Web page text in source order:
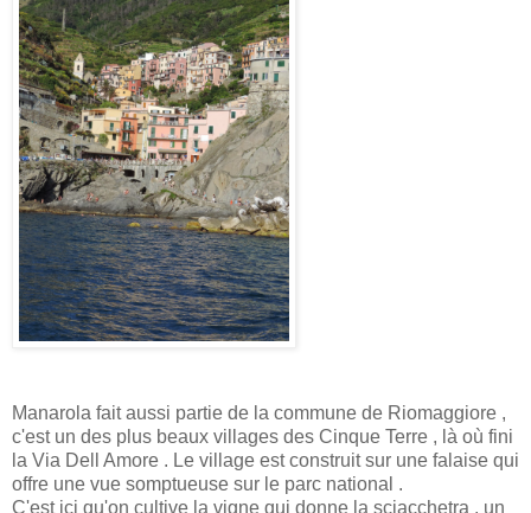
Manarola fait aussi partie de la commune de Riomaggiore ,
c'est un des plus beaux villages des Cinque Terre , là où fini
la Via Dell Amore . Le village est construit sur une falaise qui
offre une vue somptueuse sur le parc national .
C'est ici qu'on cultive la vigne qui donne la sciacchetra , un